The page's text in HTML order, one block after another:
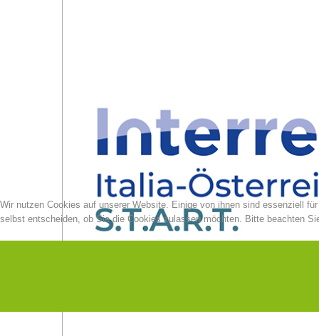
Wir nutzen Cookies auf unserer Website. Einige von ihnen sind essenziell
selbst entscheiden, ob Sie die Cookies zulassen möchten. Bitte beachten